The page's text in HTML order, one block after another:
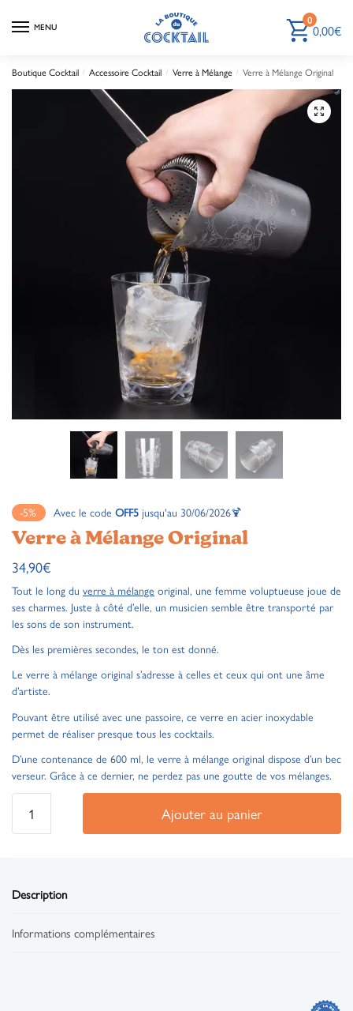
MENU 0
0,00€
Boutique Cocktail / Accessoire Cocktail / Verre à Mélange / Verre à Mélange Original
🔍
-5% Avec le code OFF5 jusqu'au 30/06/2026🍹
Verre à Mélange Original
34,90€
Tout le long du verre à mélange original, une femme voluptueuse joue de
ses charmes. Juste à côté d’elle, un musicien semble être transporté par
les sons de son instrument.
Dès les premières secondes, le ton est donné.
Le verre à mélange original s’adresse à celles et ceux qui ont une âme
d’artiste.
Pouvant être utilisé avec une passoire, ce verre en acier inoxydable
permet de réaliser presque tous les cocktails.
D’une contenance de 600 ml, le verre à mélange original dispose d’un bec
verseur. Grâce à ce dernier, ne perdez pas une goutte de vos mélanges.
Ajouter au panier
Description
Informations complémentaires